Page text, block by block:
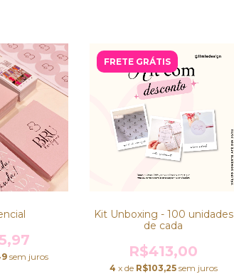
sem juros
FRETE GRÁTIS
Kit Unboxing - 100 unidades
de cada
R$413,00
4 x de R$103,25 sem juros